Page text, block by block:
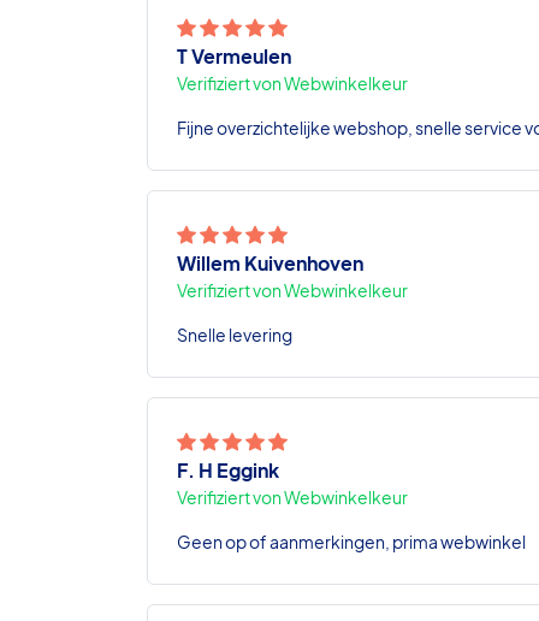
T Vermeulen
Verifiziert von Webwinkelkeur
Fijne overzichtelijke webshop, snelle service
Willem Kuivenhoven
Verifiziert von Webwinkelkeur
Snelle levering
F. H Eggink
Verifiziert von Webwinkelkeur
Geen op of aanmerkingen, prima webwinkel